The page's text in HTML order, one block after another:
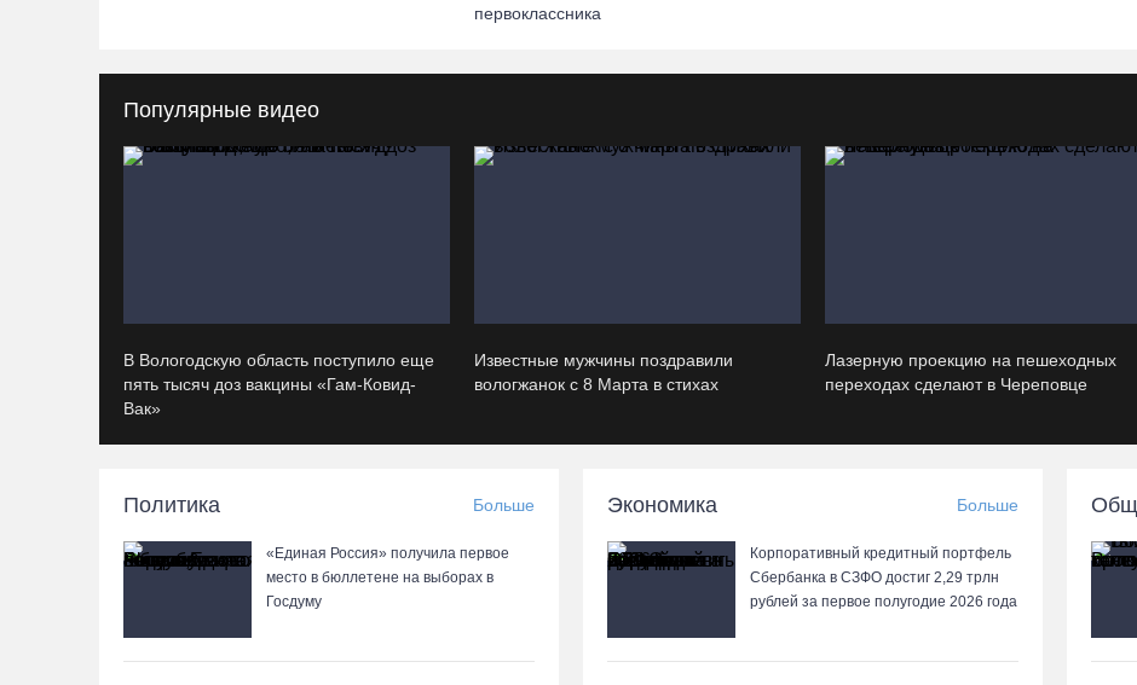
В
В
первоклассника
Популярные видео
В Вологодскую область поступило еще
пять тысяч доз вакцины «Гам-Ковид-
Вак»
Известные мужчины поздравили
вологжанок с 8 Марта в стихах
Лазерную проекцию на пешеходных
переходах сделают в Череповце
Политика Больше
«Единая Россия» получила первое
место в бюллетене на выборах в
Госдуму
Экономика Больше
Корпоративный кредитный портфель
Сбербанка в СЗФО достиг 2,29 трлн
рублей за первое полугодие 2026 года